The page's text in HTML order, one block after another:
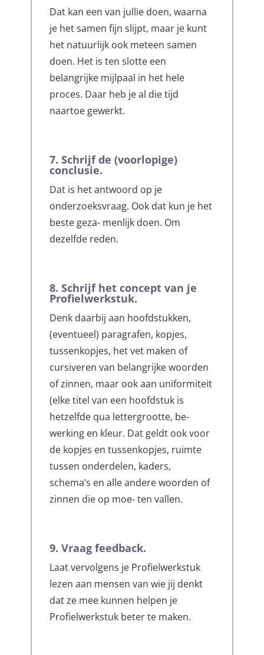
Dat kan een van jullie doen, waarna
je het samen fijn slijpt, maar je kunt
het natuurlijk ook meteen samen
doen. Het is ten slotte een
belangrijke mijlpaal in het hele
proces. Daar heb je al die tijd
naartoe gewerkt.
7. Schrijf de (voorlopige)
conclusie.
Dat is het antwoord op je
onderzoeksvraag. Ook dat kun je het
beste geza- menlijk doen. Om
dezelfde reden.
8. Schrijf het concept van je
Profielwerkstuk.
Denk daarbij aan hoofdstukken,
(eventueel) paragrafen, kopjes,
tussenkopjes, het vet maken of
cursiveren van belangrijke woorden
of zinnen, maar ook aan uniformiteit
(elke titel van een hoofdstuk is
hetzelfde qua lettergrootte, be-
werking en kleur. Dat geldt ook voor
de kopjes en tussenkopjes, ruimte
tussen onderdelen, kaders,
schema’s en alle andere woorden of
zinnen die op moe- ten vallen.
9. Vraag feedback.
Laat vervolgens je Profielwerkstuk
lezen aan mensen van wie jij denkt
dat ze mee kunnen helpen je
Profielwerkstuk beter te maken.